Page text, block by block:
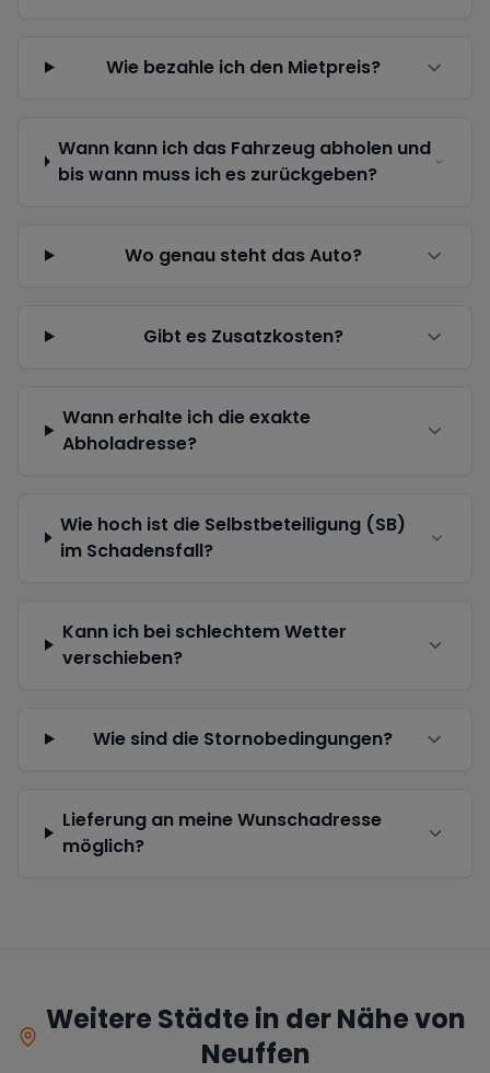
Wie bezahle ich den Mietpreis?
Wann kann ich das Fahrzeug abholen und
bis wann muss ich es zurückgeben?
Wo genau steht das Auto?
Gibt es Zusatzkosten?
Wann erhalte ich die exakte
Abholadresse?
Wie hoch ist die Selbstbeteiligung (SB)
im Schadensfall?
Kann ich bei schlechtem Wetter
verschieben?
Wie sind die Stornobedingungen?
Lieferung an meine Wunschadresse
möglich?
Weitere Städte in der Nähe von
Neuffen